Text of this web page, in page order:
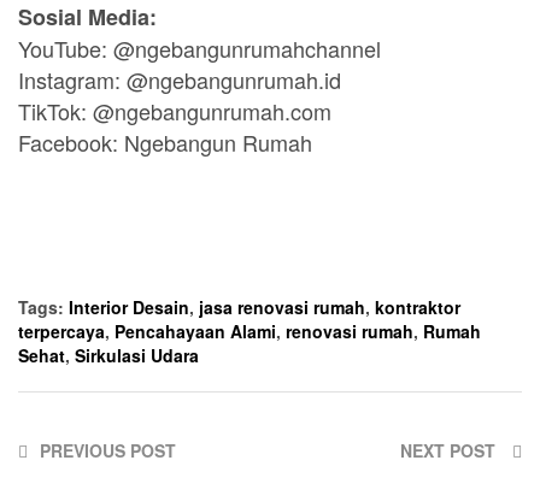
Sosial Media:
YouTube: @ngebangunrumahchannel
Instagram: @ngebangunrumah.id
TikTok: @ngebangunrumah.com
Facebook: Ngebangun Rumah
Tags: Interior Desain, jasa renovasi rumah, kontraktor
terpercaya, Pencahayaan Alami, renovasi rumah, Rumah
Sehat, Sirkulasi Udara
PREVIOUS POST NEXT POST